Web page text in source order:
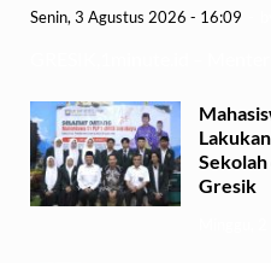
Senin, 3 Agustus 2026 - 16:09
Gresik